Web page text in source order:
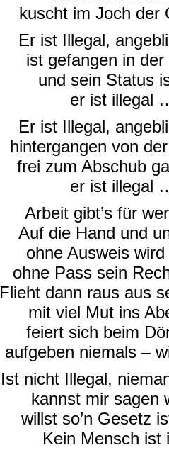
kuscht im Joch der
Er ist Illegal,
ist gefangen in der
und sein Status
er ist illegal
Er ist Illegal,
hintergangen von
frei zum Abschub
er ist illegal
Arbeit gibt’s für
Auf die Hand und
ohne Ausweis
ohne Pass sein
Flieht dann raus aus
mit viel Mut ins
feiert sich beim
aufgeben niemals –
Ist nicht Illegal,
kannst mir sagen
willst so’n Gesetz
Kein Mensch ist